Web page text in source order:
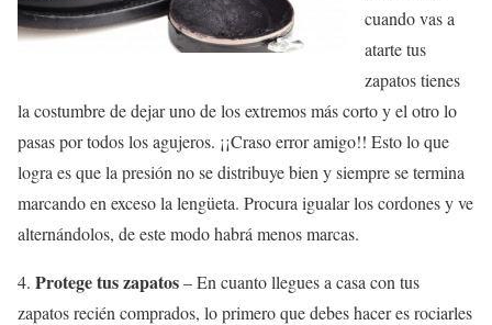
cuando vas a
atarte tus
zapatos tienes
la costumbre de dejar uno de los extremos más corto y el otro lo
pasas por todos los agujeros. ¡¡Craso error amigo!! Esto lo que
logra es que la presión no se distribuye bien y siempre se termina
marcando en exceso la lengüeta. Procura igualar los cordones y ve
alternándolos, de este modo habrá menos marcas.
4. Protege tus zapatos– En cuanto llegues a casa con tus
zapatos recién comprados, lo primero que debes hacer es rociarles